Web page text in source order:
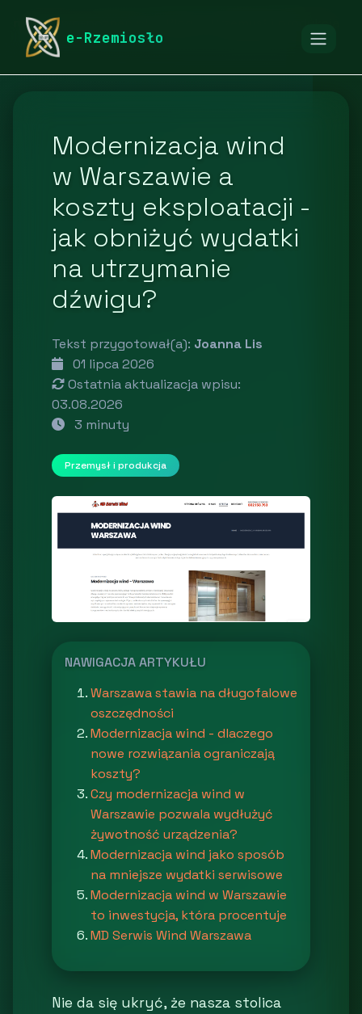
e-Rzemiosło
rymarstwo-poznan.pl
Modernizacja wind
w Warszawie a
koszty eksploatacji -
jak obniżyć wydatki
na utrzymanie
dźwigu?
Tekst przygotował(a): Joanna Lis
01 lipca 2026
Ostatnia aktualizacja wpisu:
03.08.2026
3 minuty
Przemysł i produkcja
NAWIGACJA ARTYKUŁU
Warszawa stawia na długofalowe
oszczędności
Modernizacja wind - dlaczego
nowe rozwiązania ograniczają
koszty?
Czy modernizacja wind w
Warszawie pozwala wydłużyć
żywotność urządzenia?
Modernizacja wind jako sposób
na mniejsze wydatki serwisowe
Modernizacja wind w Warszawie
to inwestycja, która procentuje
MD Serwis Wind Warszawa
Nie da się ukryć, że nasza stolica